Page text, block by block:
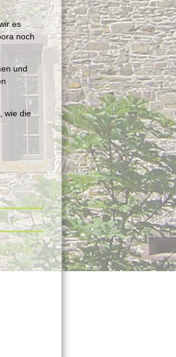
es
noch
und
wie die